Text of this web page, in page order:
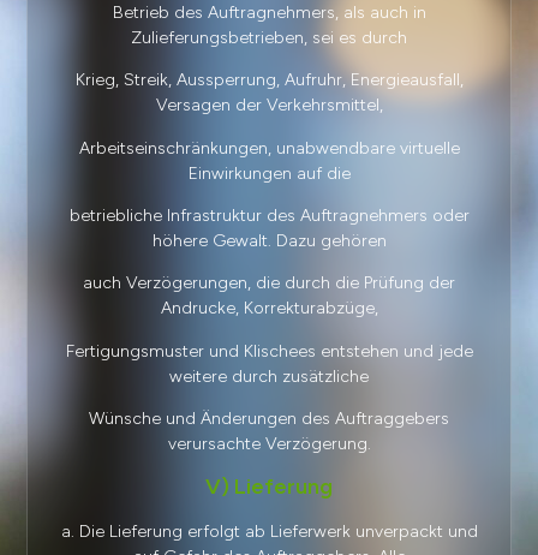
Betrieb des Auftragnehmers, als auch in
Zulieferungsbetrieben, sei es durch
Krieg, Streik, Aussperrung, Aufruhr, Energieausfall,
Versagen der Verkehrsmittel,
Arbeitseinschränkungen, unabwendbare virtuelle
Einwirkungen auf die
betriebliche Infrastruktur des Auftragnehmers oder
höhere Gewalt. Dazu gehören
auch Verzögerungen, die durch die Prüfung der
Andrucke, Korrekturabzüge,
Fertigungsmuster und Klischees entstehen und jede
weitere durch zusätzliche
Wünsche und Änderungen des Auftraggebers
verursachte Verzögerung.
V) Lieferung
a. Die Lieferung erfolgt ab Lieferwerk unverpackt und